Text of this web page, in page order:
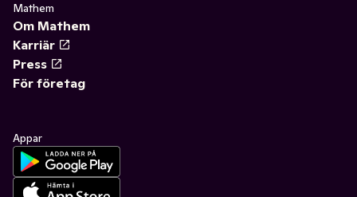
Mathem
Om Mathem
Karriär
Press
För företag
Appar